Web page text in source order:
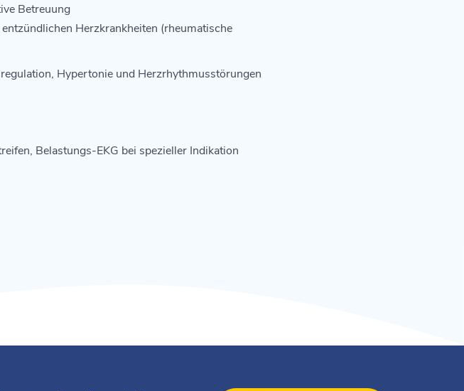
Betreuung
Herzkrankheiten (rheumatische
Hypertonie und Herzrhythmusstörungen
Belastungs-EKG bei spezieller Indikation